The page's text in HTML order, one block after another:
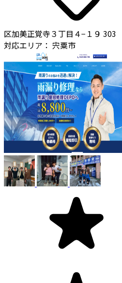
区加美正覚寺３丁目４−１９ 303
対応エリア： 宍粟市